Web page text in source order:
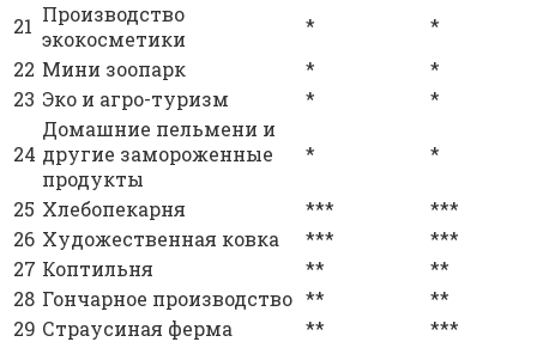
21 Производство
экокосметики
*
*
22 Мини зоопарк *
*
23 Эко и агро-туризм * *
24
Домашние пельмени и
другие замороженные
продукты
* *
25 Хлебопекарня ***
***
26 Художественная ковка ***
***
27 Коптильня **
**
28 Гончарное производство **
**
29 Страусиная ферма **
***